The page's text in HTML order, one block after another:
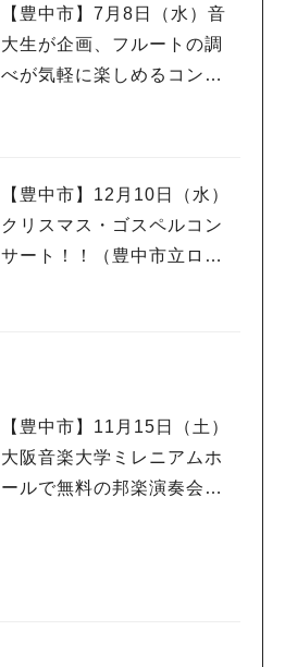
【豊中市】7月8日（水）音
大生が企画、フルートの調
べが気軽に楽しめるコンサ
【豊中市】12月10日（水）
クリスマス・ゴスペルコン
サート！！（豊中市立ロー
【豊中市】11月15日（土）
大阪音楽大学ミレニアムホ
ールで無料の邦楽演奏会が